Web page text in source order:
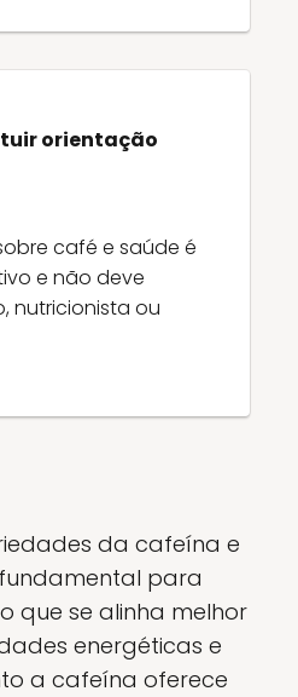
orientação
café e saúde é
e não deve
nutricionista ou
da cafeína e
para
que se alinha melhor
energéticas e
a cafeína oferece